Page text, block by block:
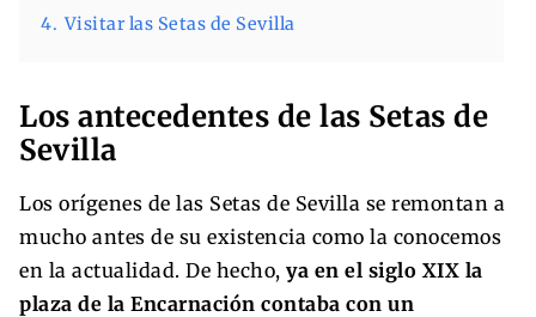
4. Visitar las Setas de Sevilla
Los antecedentes de las Setas de
Sevilla
Los orígenes de las Setas de Sevilla se remontan a
mucho antes de su existencia como la conocemos
en la actualidad. De hecho, ya en el siglo XIX la
plaza de la Encarnación contaba con un